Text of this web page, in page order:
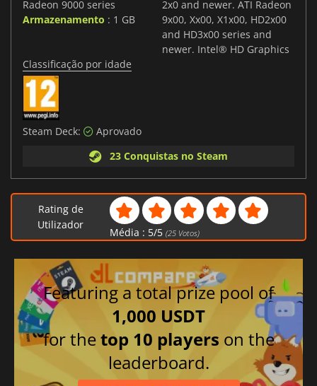
Radeon 9000 series
Armazenamento : 1 GB
2x0 and newer. ATI Radeon
9x00, Xx00, X1x00, HD2x00
and HD3x00 series and
newer. Intel® HD Graphics
Classificação por idade
Steam Deck:
Aprovado
23 Conquistas no Steam
Rating de
Utilizador
Média : 5/5 (25Votos)
Featuring a total prize pool of
1,000 USDT
for thetop 10 players on the
leaderboard.